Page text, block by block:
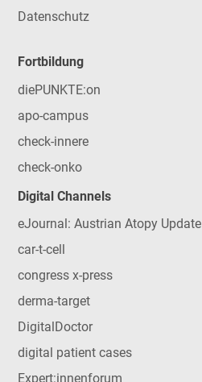
Datenschutz
Fortbildung
diePUNKTE:on
apo-campus
check-innere
check-onko
Digital Channels
eJournal: Austrian Atopy Update
car-t-cell
congress x-press
derma-target
DigitalDoctor
digital patient cases
Expert:innenforum